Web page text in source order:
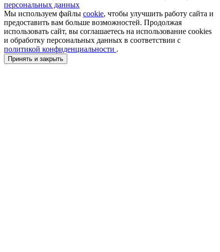
персональных данных
Мы используем файлы cookie, чтобы улучшить работу сайта и
предоставить вам больше возможностей. Продолжая
использовать сайт, вы соглашаетесь на использование cookies
и обработку персональных данных в соответствии с
политикой конфиденциальности .
Принять и закрыть